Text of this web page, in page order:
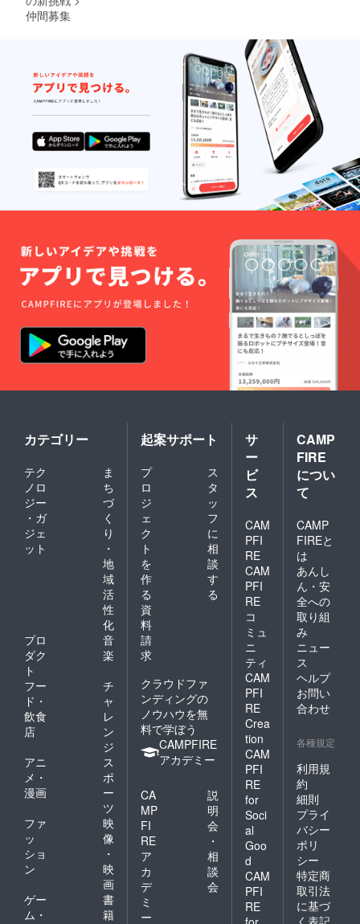
仲間募集
カテゴリー
テク
ノロ
ジー
・ガ
ジェ
ット
ま
ち
づ
く
り
・
地
域
活
性
化
プロ
ダク
ト
音
楽
フー
ド・
飲食
店
チ
ャ
レ
ン
ジ
アニ
メ・
漫画
ス
ポ
ー
ツ
ファ
ッ
ショ
ン
映
像
・
映
画
ゲー
ム・
書
籍
起案サポート
プ
ロ
ジ
ェ
ク
ト
を
作
る
ス
タ
ッ
フ
に
相
談
す
る
資
料
請
求
クラウドファ
ンディングの
ノウハウを無
料で学ぼう
CAMPFIRE
アカデミー
CA
MP
FI
RE
ア
カ
デ
ミ
ー
説
明
会
・
相
談
会
サ
ー
ビ
ス
CAM
PFI
RE
CAM
PFI
RE
コ
ミュ
ニ
ティ
CAM
PFI
RE
Crea
tion
CAM
PFI
RE
for
Soci
al
Goo
d
CAM
PFI
RE
CAMP
FIRE
につい
て
CAMP
FIREと
は
あんし
ん・安
全への
取り組
み
ニュー
ス
ヘルプ
お問い
合わせ
各種規定
利用規
約
細則
プライ
バシー
ポリ
シー
特定商
取引法
に基づ
く表記